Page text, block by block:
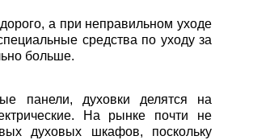
а при неправильном уходе
средства по уходу за
больше.
панели, духовки делятся на
На рынке почти не
духовых шкафов, поскольку